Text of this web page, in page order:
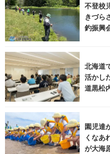
不登校
きづら
釣振興
北海道
活かし
道黒松
園児達
くなあ
が大海